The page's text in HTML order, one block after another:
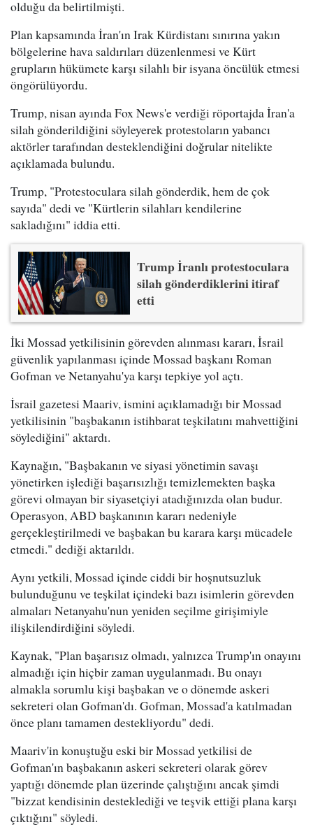
olduğu da belirtilmişti.
Plan kapsamında İran'ın Irak Kürdistanı sınırına yakın
bölgelerine hava saldırıları düzenlenmesi ve Kürt
grupların hükümete karşı silahlı bir isyana öncülük etmesi
öngörülüyordu.
Trump, nisan ayında Fox News'e verdiği röportajda İran'a
silah gönderildiğini söyleyerek protestoların yabancı
aktörler tarafından desteklendiğini doğrular nitelikte
açıklamada bulundu.
Trump, "Protestoculara silah gönderdik, hem de çok
sayıda" dedi ve "Kürtlerin silahları kendilerine
sakladığını" iddia etti.
Trump İranlı protestoculara
silah gönderdiklerini itiraf
etti
İki Mossad yetkilisinin görevden alınması kararı, İsrail
güvenlik yapılanması içinde Mossad başkanı Roman
Gofman ve Netanyahu'ya karşı tepkiye yol açtı.
İsrail gazetesi Maariv, ismini açıklamadığı bir Mossad
yetkilisinin "başbakanın istihbarat teşkilatını mahvettiğini
söylediğini" aktardı.
Kaynağın, "Başbakanın ve siyasi yönetimin savaşı
yönetirken işlediği başarısızlığı temizlemekten başka
görevi olmayan bir siyasetçiyi atadığınızda olan budur.
Operasyon, ABD başkanının kararı nedeniyle
gerçekleştirilmedi ve başbakan bu karara karşı mücadele
etmedi." dediği aktarıldı.
Aynı yetkili, Mossad içinde ciddi bir hoşnutsuzluk
bulunduğunu ve teşkilat içindeki bazı isimlerin görevden
almaları Netanyahu'nun yeniden seçilme girişimiyle
ilişkilendirdiğini söyledi.
Kaynak, "Plan başarısız olmadı, yalnızca Trump'ın onayını
almadığı için hiçbir zaman uygulanmadı. Bu onayı
almakla sorumlu kişi başbakan ve o dönemde askeri
sekreteri olan Gofman'dı. Gofman, Mossad'a katılmadan
önce planı tamamen destekliyordu" dedi.
Maariv'in konuştuğu eski bir Mossad yetkilisi de
Gofman'ın başbakanın askeri sekreteri olarak görev
yaptığı dönemde plan üzerinde çalıştığını ancak şimdi
"bizzat kendisinin desteklediği ve teşvik ettiği plana karşı
çıktığını" söyledi.